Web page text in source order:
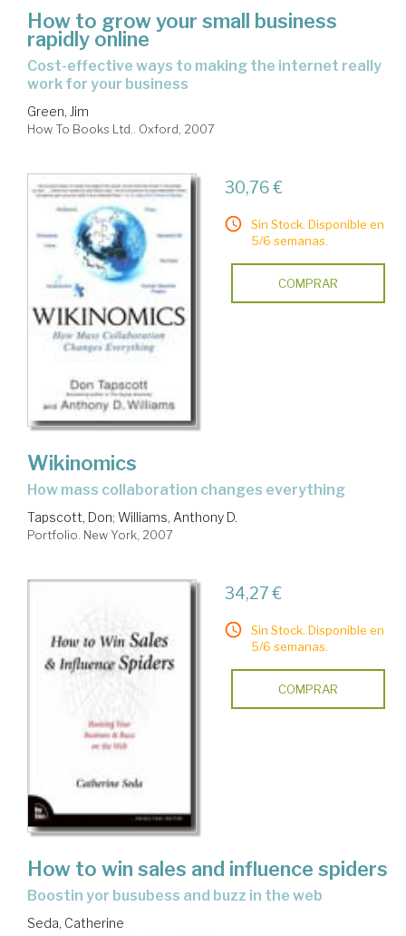
How to grow your small business
rapidly online
cost-effective ways to making the internet really
work for your business
Green, Jim
How To Books Ltd.. Oxford, 2007
30,76 €
Sin Stock. Disponible en
5/6 semanas.
COMPRAR
Wikinomics
how mass collaboration changes everything
Tapscott, Don; Williams, Anthony D.
Portfolio. New York, 2007
34,27 €
Sin Stock. Disponible en
5/6 semanas.
COMPRAR
How to win sales and influence spiders
boostin yor busubess and buzz in the web
Seda, Catherine